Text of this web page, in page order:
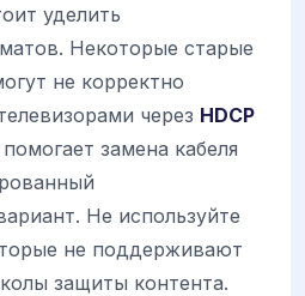
уделить
Некоторые старые
не корректно
через HDCP
замена кабеля
Не используйте
не поддерживают
защиты контента.